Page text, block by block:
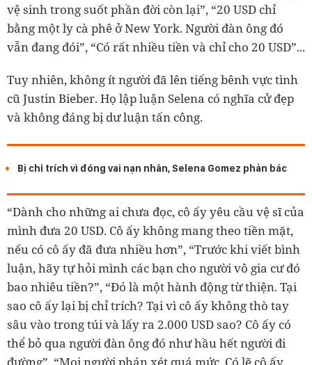
vệ sinh trong suốt phần đời còn lại”, “20 USD chỉ
bằng một ly cà phê ở New York. Người đàn ông đó
vẫn đang đói”, “Có rất nhiều tiền và chỉ cho 20 USD”...
Tuy nhiên, không ít người đã lên tiếng bênh vực tình
cũ Justin Bieber. Họ lập luận Selena có nghĩa cử đẹp
và không đáng bị dư luận tấn công.
Bị chỉ trích vì đóng vai nạn nhân, Selena Gomez phản bác
“Dành cho những ai chưa đọc, cô ấy yêu cầu vệ sĩ của
mình đưa 20 USD. Cô ấy không mang theo tiền mặt,
nếu có cô ấy đã đưa nhiều hơn”, “Trước khi viết bình
luận, hãy tự hỏi mình các bạn cho người vô gia cư đó
bao nhiêu tiền?”, “Đó là một hành động từ thiện. Tại
sao cô ấy lại bị chỉ trích? Tại vì cô ấy không thò tay
sâu vào trong túi và lấy ra 2.000 USD sao? Cô ấy có
thể bỏ qua người đàn ông đó như hầu hết người đi
đường”, “Mọi người phán xét quá mức. Có lẽ cô ấy